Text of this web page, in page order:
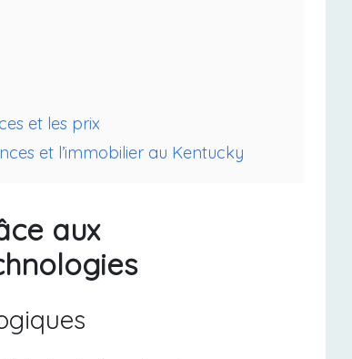
et les prix
et l’immobilier au Kentucky
aux